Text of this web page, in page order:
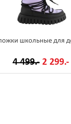
школьные для
4 499.- 2 299.-